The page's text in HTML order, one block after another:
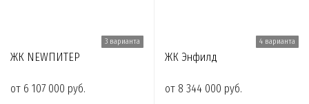
3 варианта
ЖК NEWПИТЕР
от 6 107 000 руб.
4 варианта
ЖК Энфилд
от 8 344 000 руб.